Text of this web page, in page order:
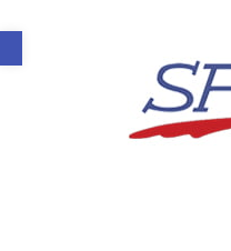
Ανοίξτε τη γραμμή εργαλείων